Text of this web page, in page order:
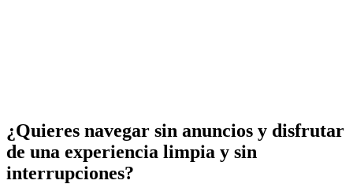
¿Quieres navegar sin anuncios y disfrutar
de una experiencia limpia y sin
interrupciones?